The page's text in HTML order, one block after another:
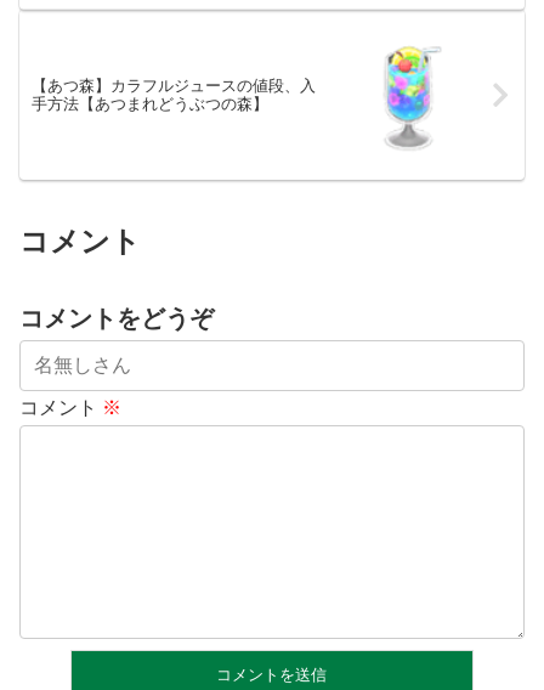
【あつ森】カラフルジュースの値段、入
手方法【あつまれどうぶつの森】
コメント
コメントをどうぞ
コメント ※